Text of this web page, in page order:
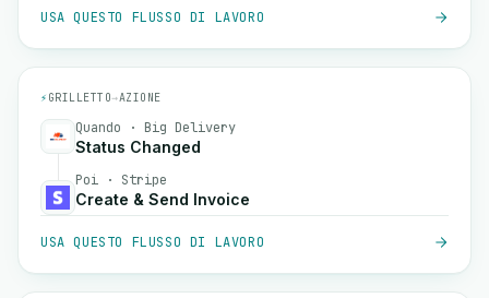
USA QUESTO FLUSSO DI LAVORO
⚡ GRILLETTO→AZIONE
Quando · Big Delivery
Status Changed
Poi · Stripe
Create & Send Invoice
USA QUESTO FLUSSO DI LAVORO